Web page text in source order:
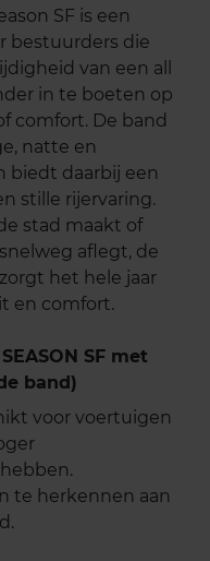
SF is een
bestuurders die
van een all
in te boeten op
comfort. De band
natte en
biedt daarbij een
stille rijervaring.
stad maakt of
aflegt, de
het hele jaar
en comfort.
SF met
band)
voor voertuigen
te herkennen aan